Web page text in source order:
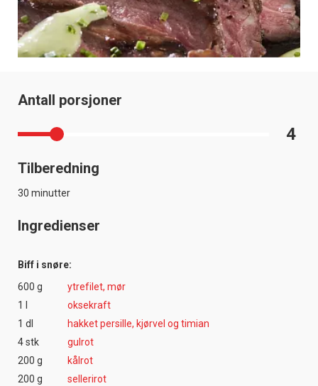
Antall porsjoner
4
Tilberedning
30 minutter
Ingredienser
Biff i snøre:
600 g
ytrefilet, mør
1 l
oksekraft
1 dl
hakket persille, kjørvel og timian
4 stk
gulrot
200 g
kålrot
200 g
sellerirot